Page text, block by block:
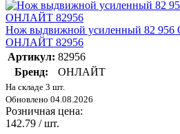
Нож выдвижной усиленный 82 956
ОНЛАЙТ 82956
Артикул: 82956
Бренд:
ОНЛАЙТ
На складе 3 шт.
Обновлено 04.08.2026
Розничная цена:
142.79 / шт.